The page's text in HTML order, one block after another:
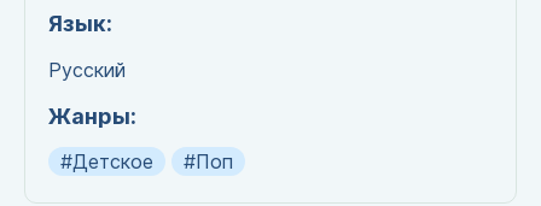
Язык:
Русский
Жанры:
#Детское #Поп